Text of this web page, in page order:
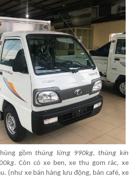
gồmthùng lửng 990kg, thùng kín
Còn có xe ben, xe thu gom rác, xe
(như xe bán hàng lưu động, bán café, xe